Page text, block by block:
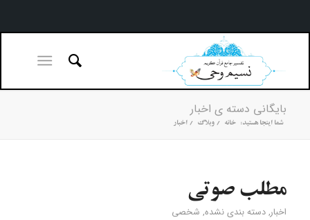
بایگانی دسته ی اخبار
شما اینجا هستید: خانه /وبلاگ /اخبار
مطلب صوتی
اخبار, دسته بندی نشده, شخصی